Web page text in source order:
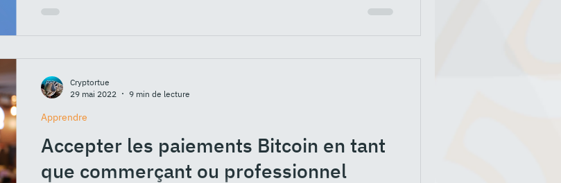
seulement ! En effet, au delà des principales cryptos, de la finance...
Accepter les paiements Bitcoin en tant
que commerçant ou professionnel
Apprendre
Cryptortue
29 mai 2022
9 min de lecture